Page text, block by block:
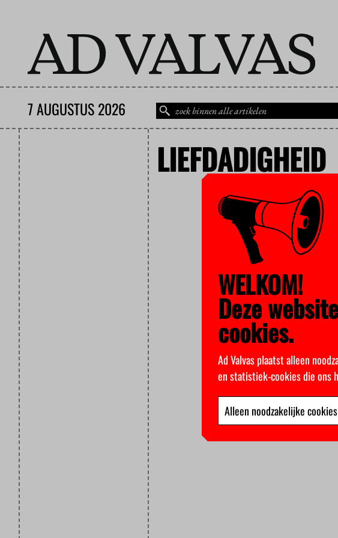
7 AUGUSTUS 2026
LIEFDADIGHEID
WELKOM!
Deze
cookies.
Ad Valvas plaatst alleen
en statistiek-cookies die ons
Alleen noodzakelijke cookies